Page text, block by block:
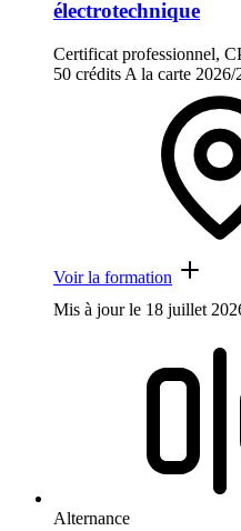
électrotechnique
Certificat professionnel,
50 crédits A la carte 2026/
Voir la formation
Mis à jour le 18 juillet
Alternance